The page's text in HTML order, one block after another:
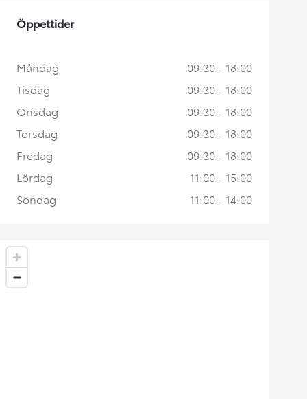
Öppettider
Måndag
09:30 - 18:00
Tisdag
09:30 - 18:00
Onsdag
09:30 - 18:00
Torsdag
09:30 - 18:00
Fredag
09:30 - 18:00
Lördag
11:00 - 15:00
Söndag
11:00 - 14:00